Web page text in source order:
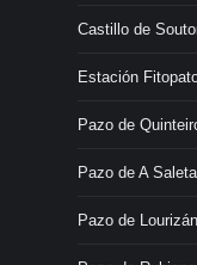
Castillo de
Estación
Pazo de
Pazo de A Saleta
Pazo de Lourizán